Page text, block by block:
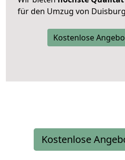
für den Umzug von
Kostenlose
Kostenlose